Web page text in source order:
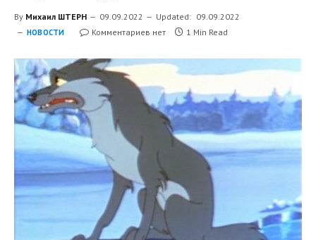
By Михаил ШТЕРН 09.09.2022 Updated: 09.09.2022
НОВОСТИ Комментариев нет 1 Min Read